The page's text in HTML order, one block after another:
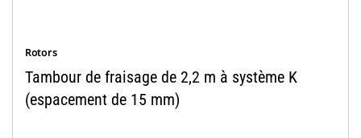
Rotors
Tambour de fraisage de 2,2 m à système K
(espacement de 15 mm)